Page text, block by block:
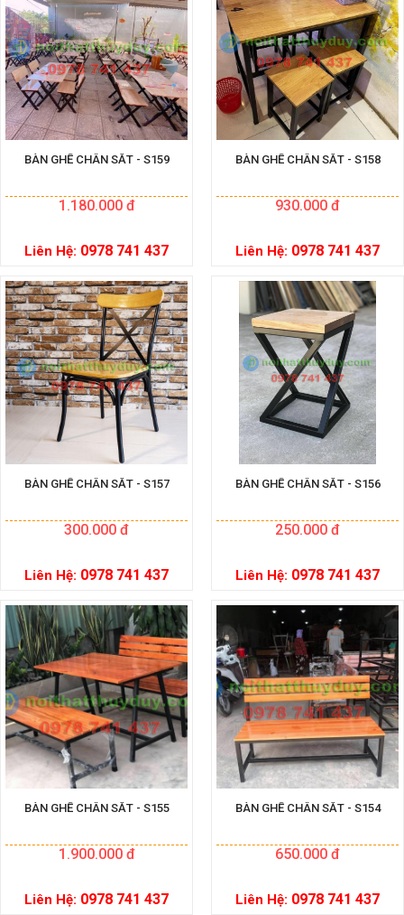
BÀN GHẾ CHÂN SẮT - S159
1.180.000 đ
Liên Hệ: 0978 741 437
BÀN GHẾ CHÂN SẮT - S158
930.000 đ
Liên Hệ: 0978 741 437
BÀN GHẾ CHÂN SẮT - S157
300.000 đ
Liên Hệ: 0978 741 437
BÀN GHẾ CHÂN SẮT - S156
250.000 đ
Liên Hệ: 0978 741 437
BÀN GHẾ CHÂN SẮT - S155
1.900.000 đ
Liên Hệ: 0978 741 437
BÀN GHẾ CHÂN SẮT - S154
650.000 đ
Liên Hệ: 0978 741 437